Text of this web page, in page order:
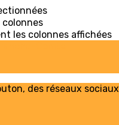
les colonnes affichées
des réseaux sociaux